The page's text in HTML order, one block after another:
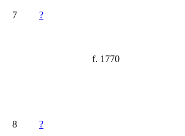
7 ?
f. 1770
8 ?